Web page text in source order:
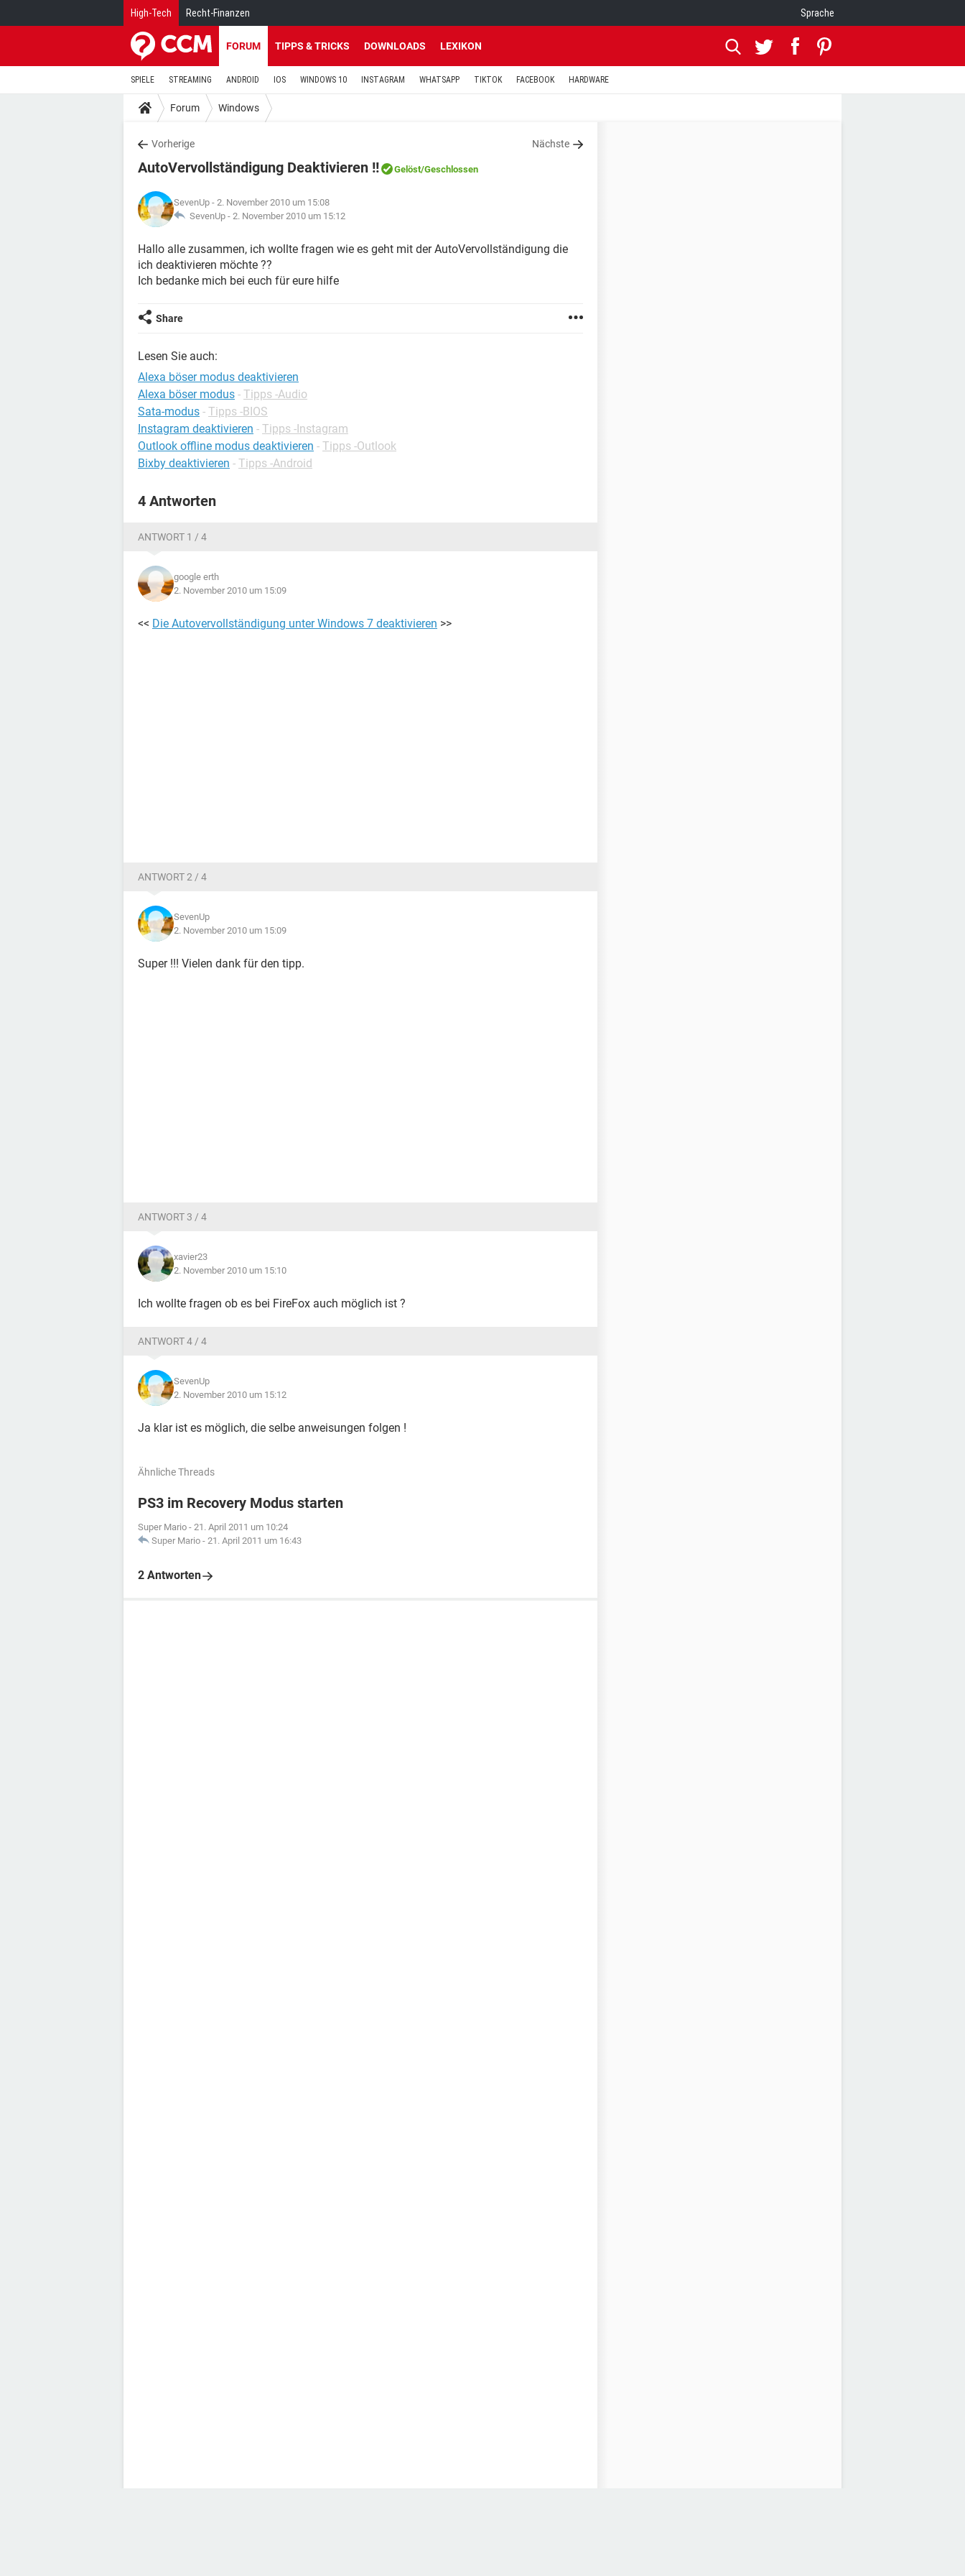
High-Tech Recht-Finanzen Sprache
FORUM TIPPS & TRICKS DOWNLOADS LEXIKON
SPIELE STREAMING ANDROID IOS WINDOWS 10 INSTAGRAM WHATSAPP TIKTOK FACEBOOK HARDWARE
Forum Windows
Vorherige Nächste
AutoVervollständigung Deaktivieren !! Gelöst/Geschlossen
SevenUp - 2. November 2010 um 15:08
SevenUp - 2. November 2010 um 15:12
Hallo alle zusammen, ich wollte fragen wie es geht mit der AutoVervollständigung die
ich deaktivieren möchte ??
Ich bedanke mich bei euch für eure hilfe
Share
Lesen Sie auch:
Alexa böser modus deaktivieren
Alexa böser modus - Tipps -Audio
Sata-modus - Tipps -BIOS
Instagram deaktivieren - Tipps -Instagram
Outlook offline modus deaktivieren - Tipps -Outlook
Bixby deaktivieren - Tipps -Android
4 Antworten
ANTWORT 1 / 4
google erth
2. November 2010 um 15:09
<< Die Autovervollständigung unter Windows 7 deaktivieren >>
ANTWORT 2 / 4
SevenUp
2. November 2010 um 15:09
Super !!! Vielen dank für den tipp.
ANTWORT 3 / 4
xavier23
2. November 2010 um 15:10
Ich wollte fragen ob es bei FireFox auch möglich ist ?
ANTWORT 4 / 4
SevenUp
2. November 2010 um 15:12
Ja klar ist es möglich, die selbe anweisungen folgen !
Ähnliche Threads
PS3 im Recovery Modus starten
Super Mario - 21. April 2011 um 10:24
Super Mario - 21. April 2011 um 16:43
2 Antworten